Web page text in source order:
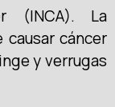
(INCA). La
causar cáncer
y verrugas